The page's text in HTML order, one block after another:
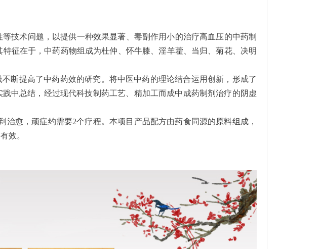
技术问题，以提供一种效果显著、毒副作用小的治疗高血压的中药制
征在于，中药药物组成为杜仲、怀牛膝、淫羊藿、当归、菊花、决明
提高了中药药效的研究。将中医中药的理论结合运用创新，形成了
中总结，经过现代科技制药工艺、精加工而成中成药制剂治疗的阴虚
愈，顽症约需要2个疗程。本项目产品配方由药食同源的原料组成，
效。